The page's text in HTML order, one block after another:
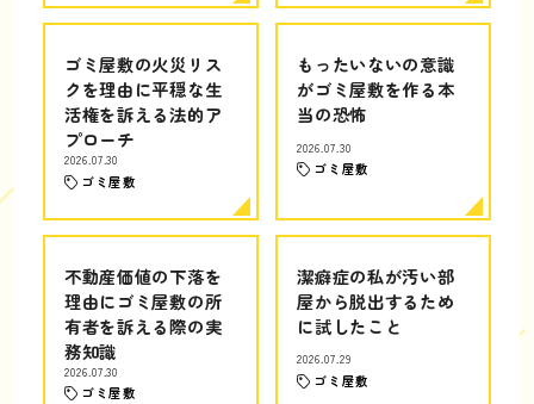
ゴミ屋敷の火災リス
クを理由に平穏な生
活権を訴える法的ア
プローチ
2026.07.30
ゴミ屋敷
もったいないの意識
がゴミ屋敷を作る本
当の恐怖
2026.07.30
ゴミ屋敷
不動産価値の下落を
理由にゴミ屋敷の所
有者を訴える際の実
務知識
2026.07.30
ゴミ屋敷
潔癖症の私が汚い部
屋から脱出するため
に試したこと
2026.07.29
ゴミ屋敷